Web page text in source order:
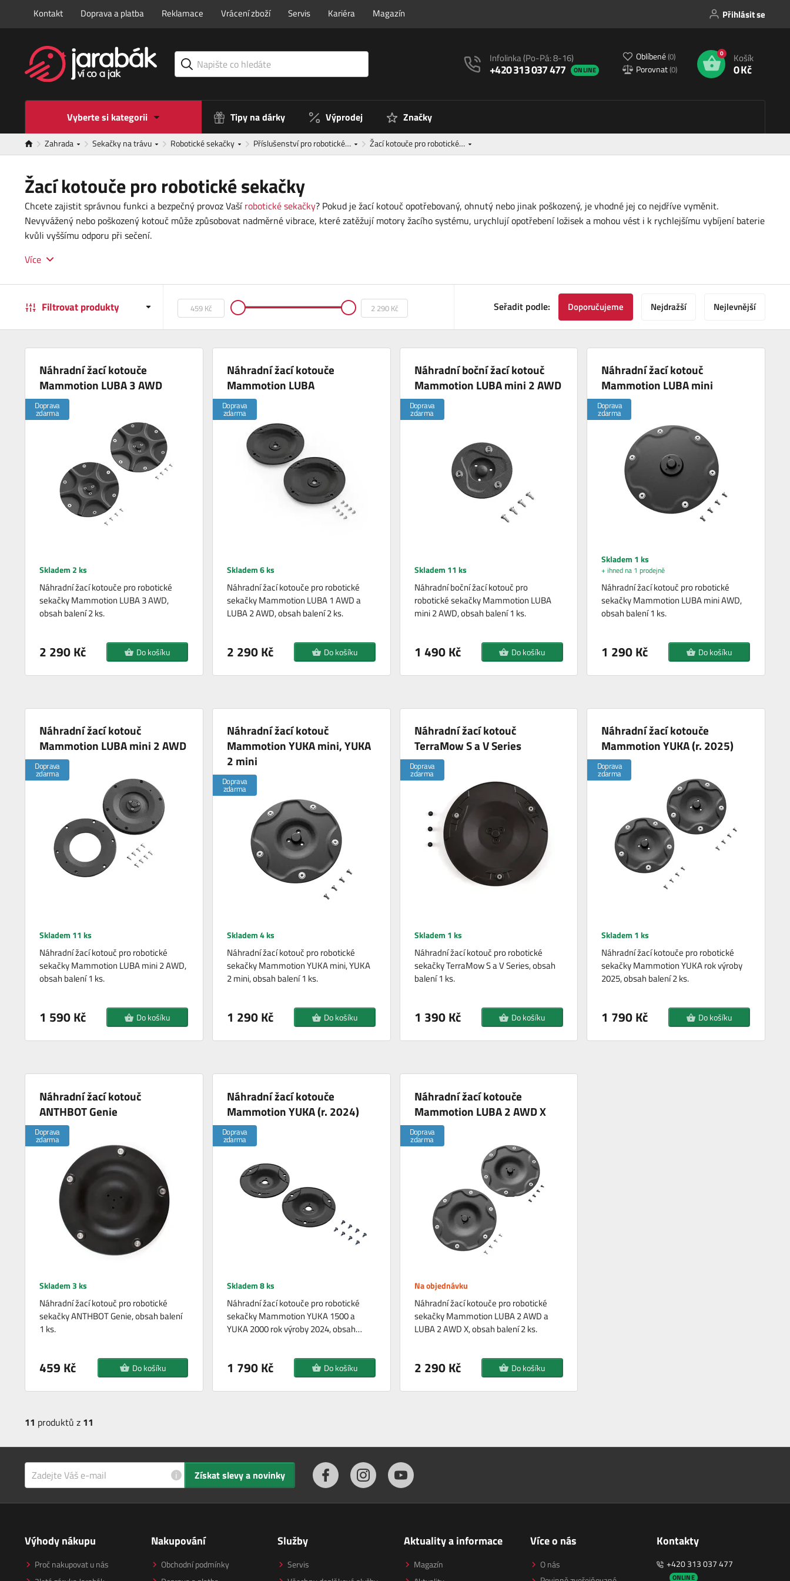
Kontakt Doprava a platba Reklamace Vrácení zboží Servis Kariéra Magazín Přihlásit se
Infolinka(Po-Pá: 8-16)
+420 313 037 477 ONLINE
Oblíbené(0)
Porovnat(0)
0 Košík
0 Kč
Vyberte si kategorii Tipy na dárky Výprodej Značky
Zahrada Sekačky na trávu Robotické sekačky Příslušenství pro robotické… Žací kotouče pro robotické…
Žací kotouče pro robotické sekačky
Chcete zajistit správnou funkci a bezpečný provoz Vašírobotické sekačky? Pokud je žací kotouč opotřebovaný, ohnutý nebo jinak poškozený, je vhodné jej co nejdříve vyměnit.
Nevyvážený nebo poškozený kotouč může způsobovat nadměrné vibrace, které zatěžují motory žacího systému, urychlují opotřebení ložisek a mohou vést i k rychlejšímu vybíjení baterie
kvůli vyššímu odporu při sečení.
Více
Filtrovat produkty Seřadit podle: Doporučujeme Nejdražší Nejlevnější
Náhradní žací kotouče
Mammotion LUBA 3 AWD
Doprava
zdarma
Skladem 2 ks
Náhradní žací kotouče pro robotické
sekačky Mammotion LUBA 3 AWD,
obsah balení 2 ks.
2 290 Kč Do košíku
Náhradní žací kotouče
Mammotion LUBA
Doprava
zdarma
Skladem 6 ks
Náhradní žací kotouče pro robotické
sekačky Mammotion LUBA 1 AWD a
LUBA 2 AWD, obsah balení 2 ks.
2 290 Kč Do košíku
Náhradní boční žací kotouč
Mammotion LUBA mini 2 AWD
Doprava
zdarma
Skladem 11 ks
Náhradní boční žací kotouč pro
robotické sekačky Mammotion LUBA
mini 2 AWD, obsah balení 1 ks.
1 490 Kč Do košíku
Náhradní žací kotouč
Mammotion LUBA mini
Doprava
zdarma
Skladem 1 ks
+ ihned na 1 prodejně
Náhradní žací kotouč pro robotické
sekačky Mammotion LUBA mini AWD,
obsah balení 1 ks.
1 290 Kč Do košíku
Náhradní žací kotouč
Mammotion LUBA mini 2 AWD
Doprava
zdarma
Skladem 11 ks
Náhradní žací kotouč pro robotické
sekačky Mammotion LUBA mini 2 AWD,
obsah balení 1 ks.
1 590 Kč Do košíku
Náhradní žací kotouč
Mammotion YUKA mini, YUKA
2 mini
Doprava
zdarma
Skladem 4 ks
Náhradní žací kotouč pro robotické
sekačky Mammotion YUKA mini, YUKA
2 mini, obsah balení 1 ks.
1 290 Kč Do košíku
Náhradní žací kotouč
TerraMow S a V Series
Doprava
zdarma
Skladem 1 ks
Náhradní žací kotouč pro robotické
sekačky TerraMow S a V Series, obsah
balení 1 ks.
1 390 Kč Do košíku
Náhradní žací kotouče
Mammotion YUKA (r. 2025)
Doprava
zdarma
Skladem 1 ks
Náhradní žací kotouče pro robotické
sekačky Mammotion YUKA rok výroby
2025, obsah balení 2 ks.
1 790 Kč Do košíku
Náhradní žací kotouč
ANTHBOT Genie
Doprava
zdarma
Skladem 3 ks
Náhradní žací kotouč pro robotické
sekačky ANTHBOT Genie, obsah balení
1 ks.
459 Kč Do košíku
Náhradní žací kotouče
Mammotion YUKA (r. 2024)
Doprava
zdarma
Skladem 8 ks
Náhradní žací kotouče pro robotické
sekačky Mammotion YUKA 1500 a
YUKA 2000 rok výroby 2024, obsah…
1 790 Kč Do košíku
Náhradní žací kotouče
Mammotion LUBA 2 AWD X
Doprava
zdarma
Na objednávku
Náhradní žací kotouče pro robotické
sekačky Mammotion LUBA 2 AWD a
LUBA 2 AWD X, obsah balení 2 ks.
2 290 Kč Do košíku
11 produktů z 11
i Získat slevy a novinky
Výhody nákupu
Proč nakupovat u nás
Nakupování
Obchodní podmínky
Služby
Servis
Aktuality a informace
Magazín
Více o nás
O nás
Kontakty
+420 313 037 477
ONLINE